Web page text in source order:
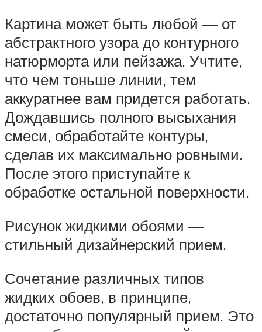
Картина может быть любой — от
абстрактного узора до контурного
натюрморта или пейзажа. Учтите,
что чем тоньше линии, тем
аккуратнее вам придется работать.
Дождавшись полного высыхания
смеси, обработайте контуры,
сделав их максимально ровными.
После этого приступайте к
обработке остальной поверхности.
Рисунок жидкими обоями —
стильный дизайнерский прием.
Сочетание различных типов
жидких обоев, в принципе,
достаточно популярный прием. Это